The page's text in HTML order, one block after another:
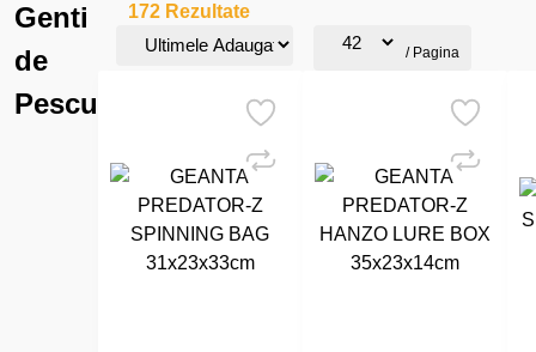
Genti
de
Pescuit
172 Rezultate
/ Pagina